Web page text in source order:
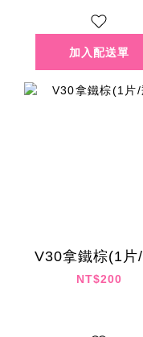
V30拿鐵棕(1片
NT$200